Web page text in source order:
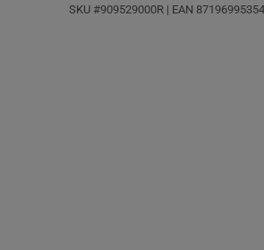
SKU #909529000R | EAN